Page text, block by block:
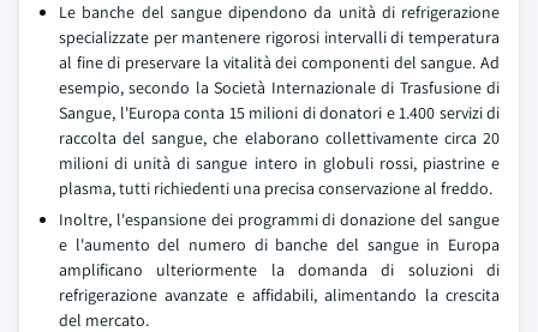
Le banche del sangue dipendono da unità di refrigerazione
specializzate per mantenere rigorosi intervalli di temperatura
al fine di preservare la vitalità dei componenti del sangue. Ad
esempio, secondo la Società Internazionale di Trasfusione di
Sangue, l'Europa conta 15 milioni di donatori e 1.400 servizi di
raccolta del sangue, che elaborano collettivamente circa 20
milioni di unità di sangue intero in globuli rossi, piastrine e
plasma, tutti richiedenti una precisa conservazione al freddo.
Inoltre, l'espansione dei programmi di donazione del sangue
e l'aumento del numero di banche del sangue in Europa
amplificano ulteriormente la domanda di soluzioni di
refrigerazione avanzate e affidabili, alimentando la crescita
del mercato.